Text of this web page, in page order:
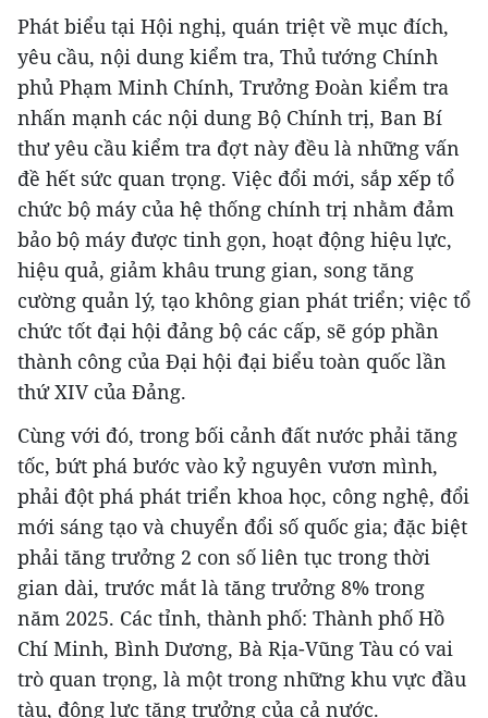
Phát biểu tại Hội nghị, quán triệt về mục đích,
yêu cầu, nội dung kiểm tra, Thủ tướng Chính
phủ Phạm Minh Chính, Trưởng Đoàn kiểm tra
nhấn mạnh các nội dung Bộ Chính trị, Ban Bí
thư yêu cầu kiểm tra đợt này đều là những vấn
đề hết sức quan trọng. Việc đổi mới, sắp xếp tổ
chức bộ máy của hệ thống chính trị nhằm đảm
bảo bộ máy được tinh gọn, hoạt động hiệu lực,
hiệu quả, giảm khâu trung gian, song tăng
cường quản lý, tạo không gian phát triển; việc tổ
chức tốt đại hội đảng bộ các cấp, sẽ góp phần
thành công của Đại hội đại biểu toàn quốc lần
thứ XIV của Đảng.
Cùng với đó, trong bối cảnh đất nước phải tăng
tốc, bứt phá bước vào kỷ nguyên vươn mình,
phải đột phá phát triển khoa học, công nghệ, đổi
mới sáng tạo và chuyển đổi số quốc gia; đặc biệt
phải tăng trưởng 2 con số liên tục trong thời
gian dài, trước mắt là tăng trưởng 8% trong
năm 2025. Các tỉnh, thành phố: Thành phố Hồ
Chí Minh, Bình Dương, Bà Rịa-Vũng Tàu có vai
trò quan trọng, là một trong những khu vực đầu
tàu, động lực tăng trưởng của cả nước.